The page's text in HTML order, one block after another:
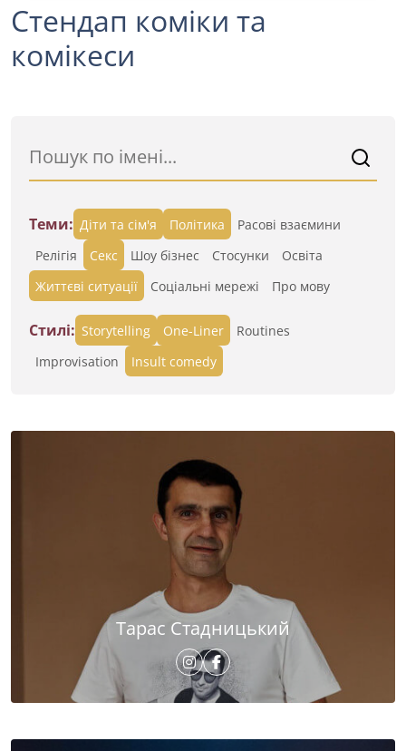
Стендап коміки та
комікеси
Теми: Діти та сім'я Політика
Расові взаємини
Релігія
Секс Шоу бізнес Стосунки
Освіта
Життєві ситуації
Cоціальні мережі Про мову
Стилі: Storytelling One-Liner
Routines
Improvisation
Insult comedy
Тарас Стадницький